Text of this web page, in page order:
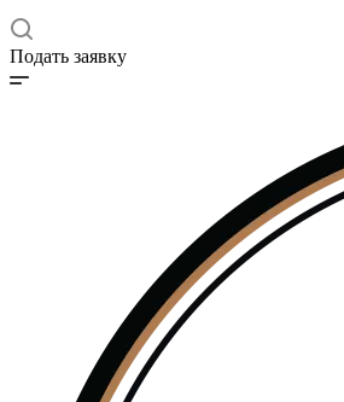
Подать заявку